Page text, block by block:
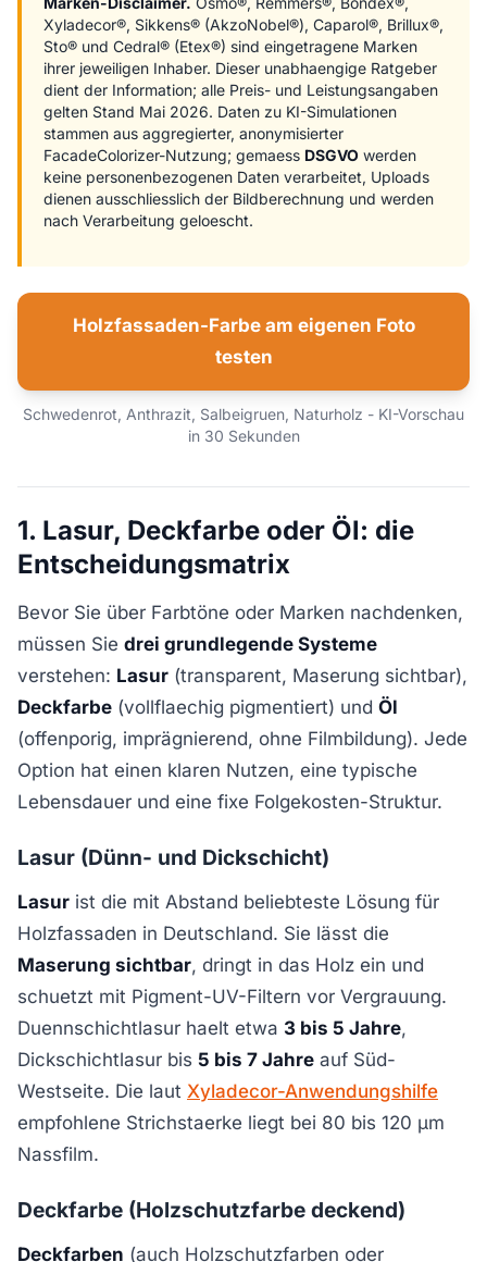
Xyladecor®, Sikkens® (AkzoNobel®), Caparol®, Brillux®,
Sto® und Cedral® (Etex®) sind eingetragene Marken
ihrer jeweiligen Inhaber. Dieser unabhaengige Ratgeber
dient der Information; alle Preis- und Leistungsangaben
gelten Stand Mai 2026. Daten zu KI-Simulationen
stammen aus aggregierter, anonymisierter
FacadeColorizer-Nutzung; gemaess DSGVO werden
keine personenbezogenen Daten verarbeitet, Uploads
dienen ausschliesslich der Bildberechnung und werden
nach Verarbeitung geloescht.
Holzfassaden-Farbe am eigenen Foto
testen
Schwedenrot, Anthrazit, Salbeigruen, Naturholz - KI-Vorschau
in 30 Sekunden
1. Lasur, Deckfarbe oder Öl: die
Entscheidungsmatrix
Bevor Sie über Farbtöne oder Marken nachdenken,
müssen Sie drei grundlegende Systeme
verstehen: Lasur (transparent, Maserung sichtbar),
Deckfarbe (vollflaechig pigmentiert) und Öl
(offenporig, imprägnierend, ohne Filmbildung). Jede
Option hat einen klaren Nutzen, eine typische
Lebensdauer und eine fixe Folgekosten-Struktur.
Lasur (Dünn- und Dickschicht)
Lasur ist die mit Abstand beliebteste Lösung für
Holzfassaden in Deutschland. Sie lässt die
Maserung sichtbar, dringt in das Holz ein und
schuetzt mit Pigment-UV-Filtern vor Vergrauung.
Duennschichtlasur haelt etwa 3 bis 5 Jahre,
Dickschichtlasur bis 5 bis 7 Jahre auf Süd-
Westseite. Die laut Xyladecor-Anwendungshilfe
empfohlene Strichstaerke liegt bei 80 bis 120 µm
Nassfilm.
Deckfarbe (Holzschutzfarbe deckend)
Deckfarben (auch Holzschutzfarben oder